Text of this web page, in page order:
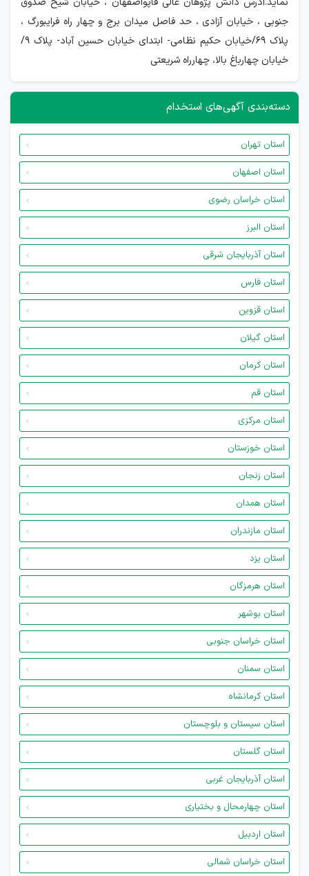
جنوبی ، خیابان آزادی ، حد فاصل میدان برج و چهار راه فرایبورگ ،
پلاک 69/خیابان حکیم نظامی- ابتدای خیابان حسین آباد- پلاک 9/
خیابان چهارباغ بالا، چهارراه شریعتی
دسته‌بندی آگهی‌های استخدام
استان تهران
استان اصفهان
استان خراسان رضوی
استان البرز
استان آذربایجان شرقی
استان فارس
استان قزوین
استان گیلان
استان کرمان
استان قم
استان مرکزی
استان خوزستان
استان زنجان
استان همدان
استان مازندران
استان یزد
استان هرمزگان
استان بوشهر
استان خراسان جنوبی
استان سمنان
استان کرمانشاه
استان سیستان و بلوچستان
استان گلستان
استان آذربایجان غربی
استان چهارمحال و بختیاری
استان اردبیل
استان خراسان شمالی